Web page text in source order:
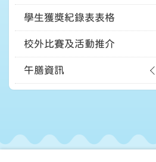
學生獲獎紀錄表表格
校外比賽及活動推介
午膳資訊